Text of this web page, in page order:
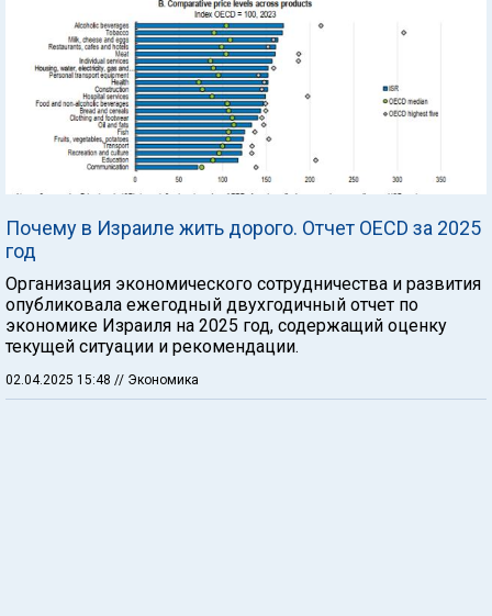
Почему в Израиле жить дорого. Отчет OECD за 2025
год
Организация экономического сотрудничества и развития
опубликовала ежегодный двухгодичный отчет по
экономике Израиля на 2025 год, содержащий оценку
текущей ситуации и рекомендации.
02.04.2025 15:48 // Экономика